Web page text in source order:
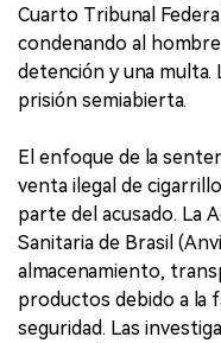
Cuarto Tribunal
condenando al
detención y una
prisión semiabierta.
El enfoque de la
venta ilegal de
parte del acusado. La
Sanitaria de Brasil
almacenamiento,
productos debido a la
seguridad. Las